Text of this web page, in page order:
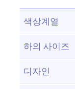
색상계열
하의 사이즈
디자인